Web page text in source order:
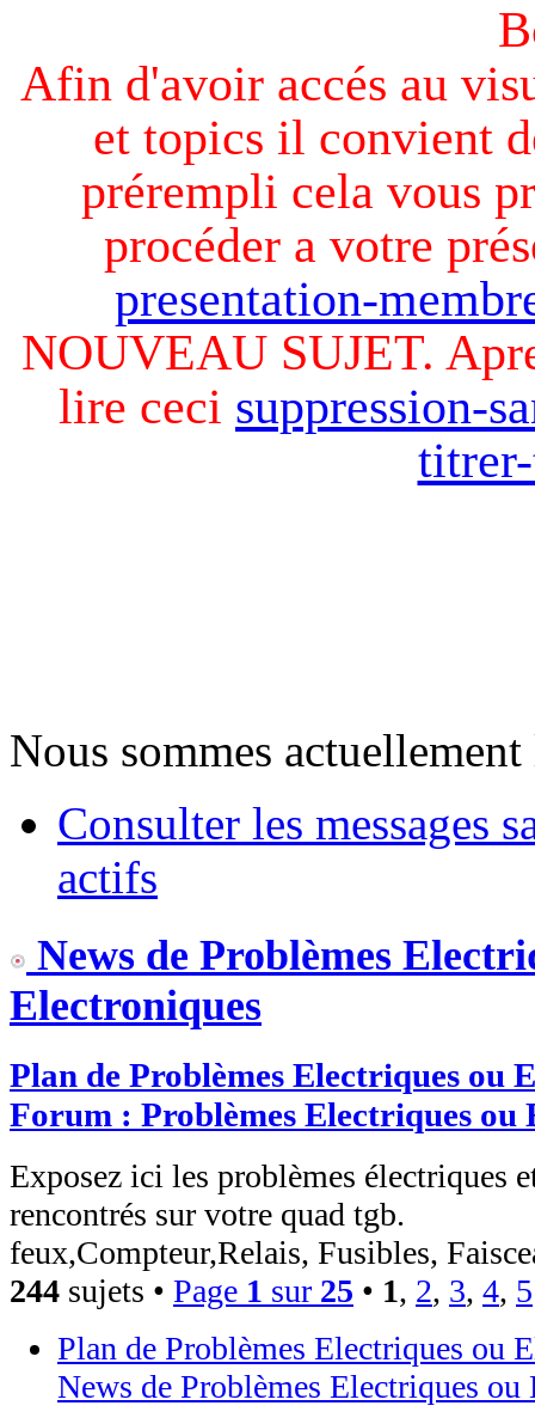
Afin d'avoir accés au
et topics il convient
prérempli cela vous
procéder a votre
presentation-
NOUVEAU SUJET.
lire ceci suppression-
Nous sommes
Consulter les messages
actifs
News de Problèmes
Electroniques
Plan de Problèmes Electriques ou
Forum : Problèmes Electriques ou
Exposez ici les problèmes électriques
rencontrés sur votre quad tgb.
feux,Compteur,Relais, Fusibles,
244 sujets • Page 1 sur 25 • 1, 2, 3, 4, 5
Plan de Problèmes Electriques ou
News de Problèmes Electriques ou